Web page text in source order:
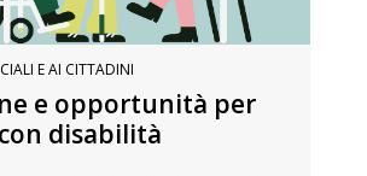
E AI CITTADINI
e opportunità per
disabilità